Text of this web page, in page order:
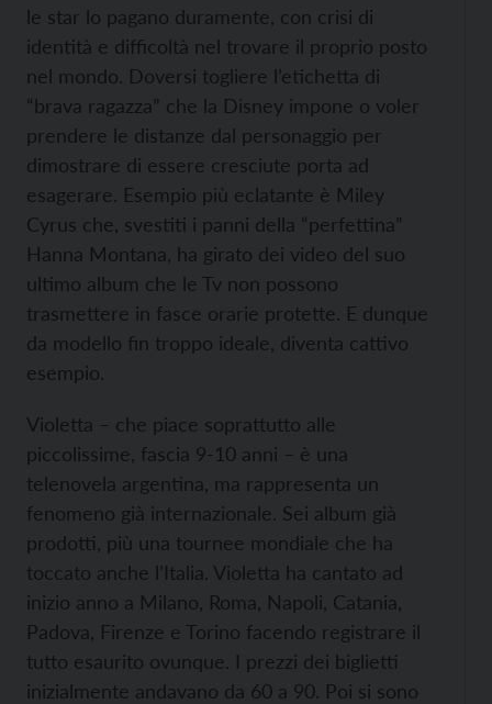
le star lo pagano duramente, con crisi di
identità e difficoltà nel trovare il proprio posto
nel mondo. Doversi togliere l’etichetta di
“brava ragazza” che la Disney impone o voler
prendere le distanze dal personaggio per
dimostrare di essere cresciute porta ad
esagerare. Esempio più eclatante è Miley
Cyrus che, svestiti i panni della “perfettina”
Hanna Montana, ha girato dei video del suo
ultimo album che le Tv non possono
trasmettere in fasce orarie protette. E dunque
da modello fin troppo ideale, diventa cattivo
esempio.
Violetta – che piace soprattutto alle
piccolissime, fascia 9-10 anni – è una
telenovela argentina, ma rappresenta un
fenomeno già internazionale. Sei album già
prodotti, più una tournee mondiale che ha
toccato anche l’Italia. Violetta ha cantato ad
inizio anno a Milano, Roma, Napoli, Catania,
Padova, Firenze e Torino facendo registrare il
tutto esaurito ovunque. I prezzi dei biglietti
inizialmente andavano da 60 a 90. Poi si sono